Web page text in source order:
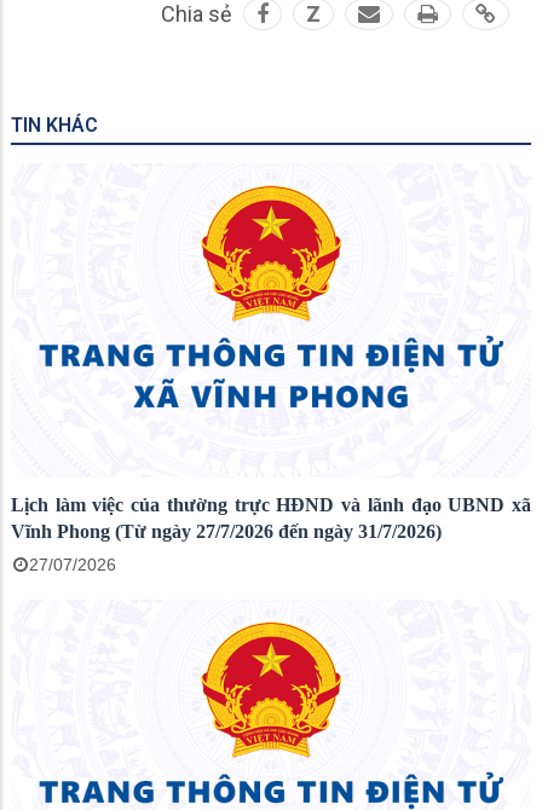
Chia sẻ Z
TIN KHÁC
Lịch làm việc của thường trực HĐND và lãnh đạo UBND xã
Vĩnh Phong (Từ ngày 27/7/2026 đến ngày 31/7/2026)
27/07/2026